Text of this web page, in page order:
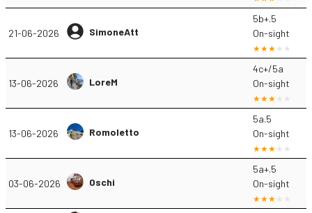
21-06-2026 SimoneAtt
5b+.5
On-sight
13-06-2026 LoreM
4c+/5a
On-sight
13-06-2026 Romoletto
5a.5
On-sight
03-06-2026 Oschi
5a+.5
On-sight